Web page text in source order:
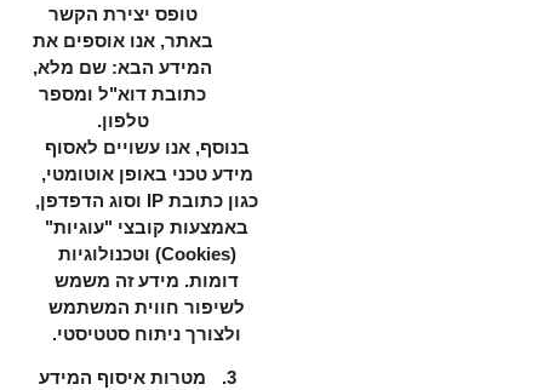
טופס יצירת הקשר
באתר, אנו אוספים את
המידע הבא: שם מלא,
כתובת דוא"ל ומספר
טלפון.
בנוסף, אנו עשויים לאסוף
מידע טכני באופן אוטומטי,
כגון כתובת IP וסוג הדפדפן,
באמצעות קובצי "עוגיות"
(Cookies) וטכנולוגיות
דומות. מידע זה משמש
לשיפור חווית המשתמש
ולצורך ניתוח סטטיסטי.
מטרות איסוף המידע